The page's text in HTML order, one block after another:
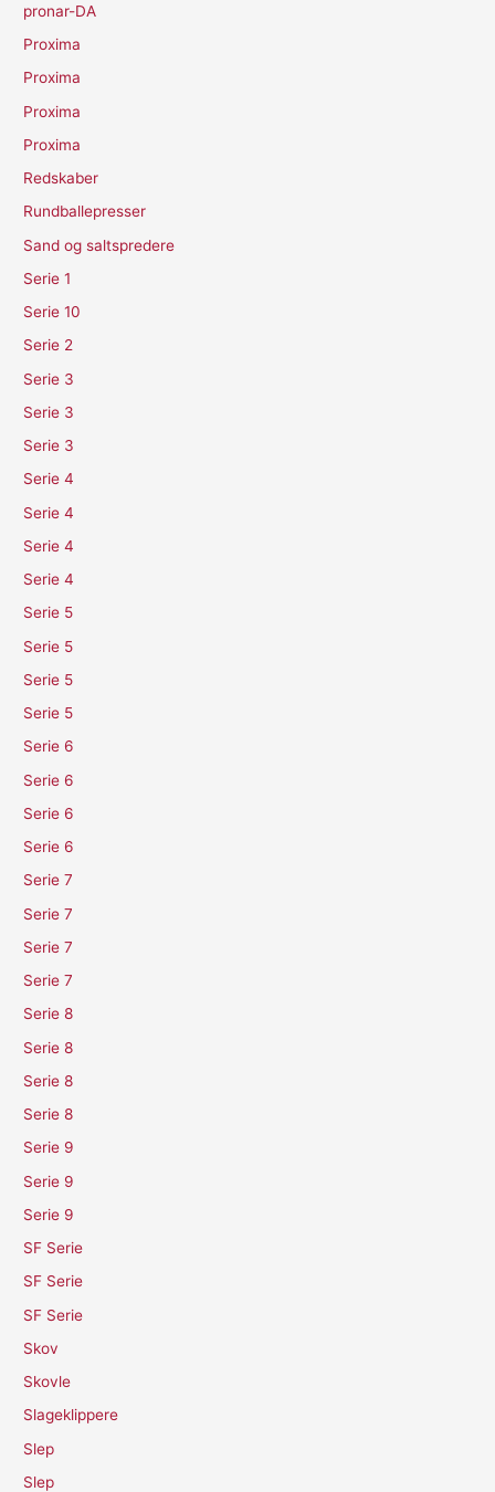
pronar-DA
Proxima
Proxima
Proxima
Proxima
Redskaber
Rundballepresser
Sand og saltspredere
Serie 1
Serie 10
Serie 2
Serie 3
Serie 3
Serie 3
Serie 4
Serie 4
Serie 4
Serie 4
Serie 5
Serie 5
Serie 5
Serie 5
Serie 6
Serie 6
Serie 6
Serie 6
Serie 7
Serie 7
Serie 7
Serie 7
Serie 8
Serie 8
Serie 8
Serie 8
Serie 9
Serie 9
Serie 9
SF Serie
SF Serie
SF Serie
Skov
Skovle
Slageklippere
Slep
Slep